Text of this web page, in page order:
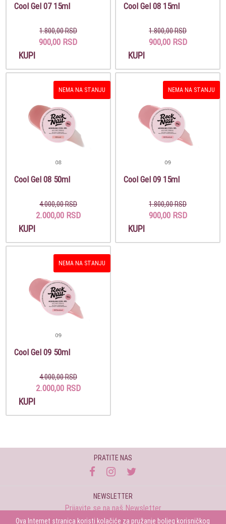
Ova Internet stranica koristi kolačiće za pružanje boljeg korisničkog
Cool Gel 07 15ml
1.800,00 RSD
900,00 RSD
KUPI
Cool Gel 08 15ml
1.800,00 RSD
900,00 RSD
KUPI
NEMA NA STANJU
Cool Gel 08 50ml
4.000,00 RSD
2.000,00 RSD
KUPI
NEMA NA STANJU
Cool Gel 09 15ml
1.800,00 RSD
900,00 RSD
KUPI
NEMA NA STANJU
Cool Gel 09 50ml
4.000,00 RSD
2.000,00 RSD
KUPI
PRATITE NAS
NEWSLETTER
Prijavite se na naš Newsletter